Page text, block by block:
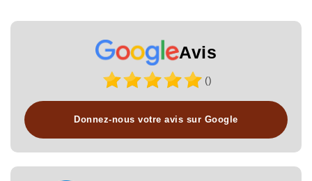
Avis
()
Donnez-nous votre avis sur Google